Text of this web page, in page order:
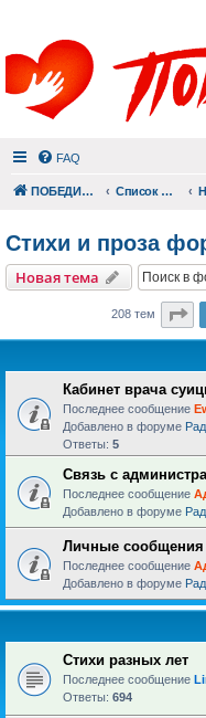
FAQ
ПОБЕДИШЬ.РУ Список форумов
Стихи и проза
Новая тема
208 тем
Кабинет врача
Последнее сообщение
Добавлено в форуме
Ответы: 5
Связь с
Последнее сообщение
Добавлено в форуме
Личные
Последнее сообщение
Добавлено в форуме
Стихи разных лет
Последнее сообщение
Ответы: 694